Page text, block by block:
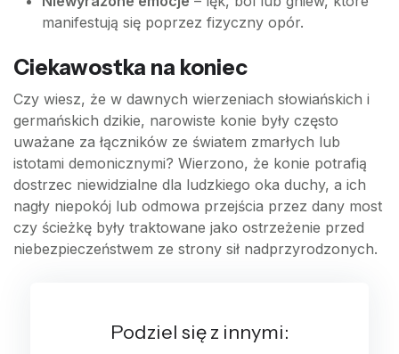
manifestują się poprzez fizyczny opór.
Ciekawostka na koniec
Czy wiesz, że w dawnych wierzeniach słowiańskich i
germańskich dzikie, narowiste konie były często
uważane za łączników ze światem zmarłych lub
istotami demonicznymi? Wierzono, że konie potrafią
dostrzec niewidzialne dla ludzkiego oka duchy, a ich
nagły niepokój lub odmowa przejścia przez dany most
czy ścieżkę były traktowane jako ostrzeżenie przed
niebezpieczeństwem ze strony sił nadprzyrodzonych.
Podziel się z innymi: